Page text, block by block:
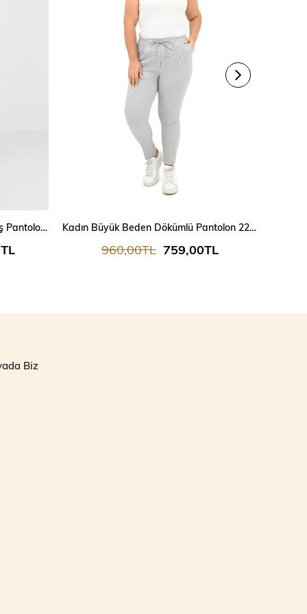
Kadın Büyük Beden Şeritli Kumaş Pantolon 6228-24 Kadın Büyük Beden Dökümlü Pantolon 222 0016-25
759,00TL
960,00TL
Biz